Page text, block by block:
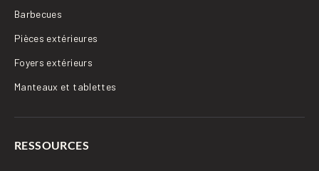
Barbecues
Pièces extérieures
Foyers extérieurs
Manteaux et tablettes
RESSOURCES